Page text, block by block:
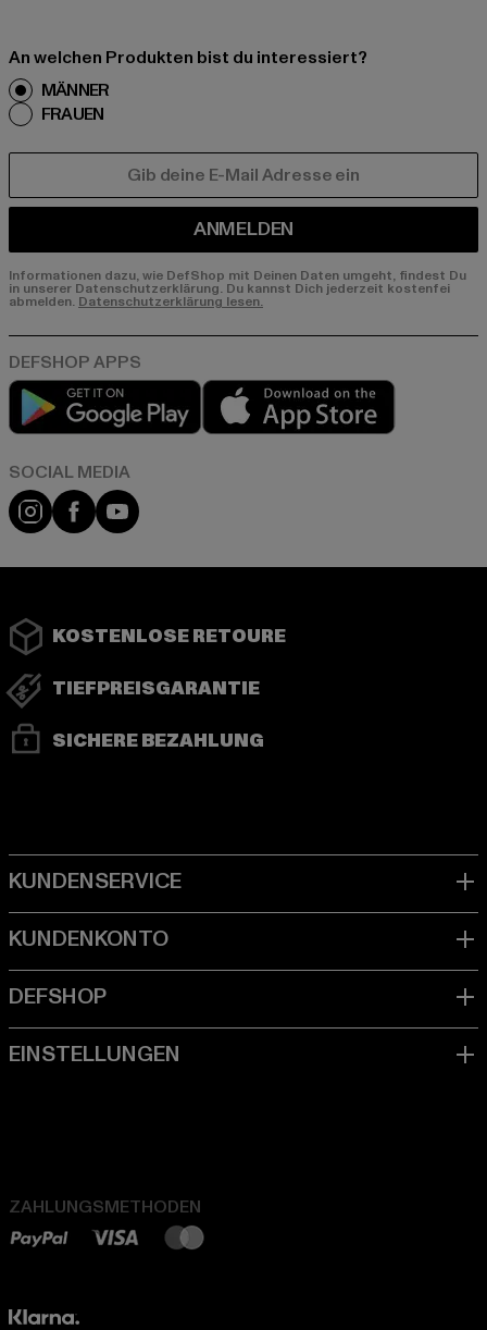
An welchen Produkten bist du interessiert?
MÄNNER
FRAUEN
ANMELDEN
Informationen dazu, wie DefShop mit Deinen Daten umgeht, findest Du
in unserer Datenschutzerklärung. Du kannst Dich jederzeit kostenfei
abmelden. Datenschutzerklärung lesen.
Play market
Instagram
FacebookYouTube
KOSTENLOSE RETOURE
TIEFPREISGARANTIE
SICHERE BEZAHLUNG
ZAHLUNGSMETHODEN